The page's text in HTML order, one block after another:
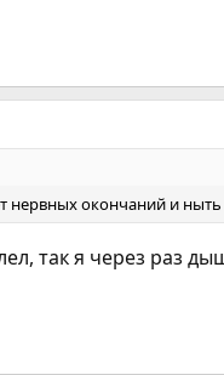
нервных окончаний и
так я через раз